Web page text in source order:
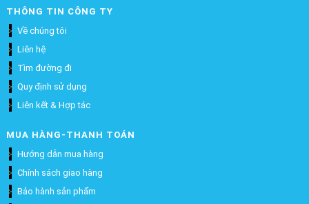
THÔNG TIN CÔNG TY
Về chúng tôi
Liên hệ
Tìm đường đi
Quy định sử dụng
Liên kết & Hợp tác
MUA HÀNG-THANH TOÁN
Hướng dẫn mua hàng
Chính sách giao hàng
Bảo hành sản phẩm